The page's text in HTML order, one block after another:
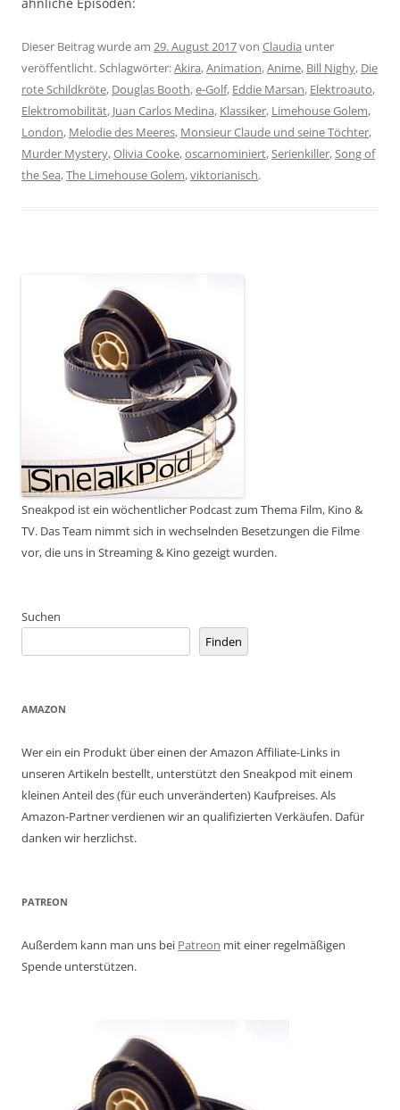
Dieser Beitrag wurde am 29. August 2017von Claudia unter
veröffentlicht. Schlagwörter:Akira,Animation,Anime, Bill Nighy, Die
rote Schildkröte, Douglas Booth,e-Golf, Eddie Marsan, Elektroauto,
Elektromobilität, Juan Carlos Medina, Klassiker, Limehouse Golem,
London, Melodie des Meeres, Monsieur Claude und seine Töchter,
Murder Mystery,Olivia Cooke,oscarnominiert,Serienkiller,Song of
the Sea,The Limehouse Golem,viktorianisch.
Sneakpod ist ein wöchentlicher Podcast zum Thema Film, Kino &
TV. Das Team nimmt sich in wechselnden Besetzungen die Filme
vor, die uns in Streaming & Kino gezeigt wurden.
Suchen
Finden
AMAZON
Wer ein ein Produkt über einen der Amazon Affiliate-Links in
unseren Artikeln bestellt, unterstützt den Sneakpod mit einem
kleinen Anteil des (für euch unveränderten) Kaufpreises. Als
Amazon-Partner verdienen wir an qualifizierten Verkäufen. Dafür
danken wir herzlichst.
PATREON
Außerdem kann man uns bei Patreon mit einer regelmäßigen
Spende unterstützen.